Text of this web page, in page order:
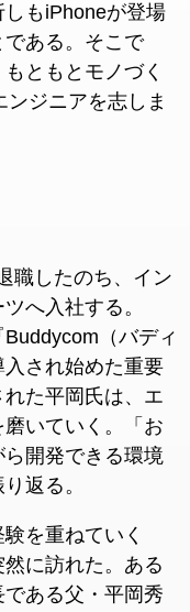
もiPhoneが登場
である。そこで
ともとモノづく
ンジニアを志しま
職したのち、イン
ツへ入社する。
（バディ
され始めた重要
た平岡氏は、エ
いていく。「お
開発できる環境
返る。
を重ねていく
に訪れた。ある
ある父・平岡秀